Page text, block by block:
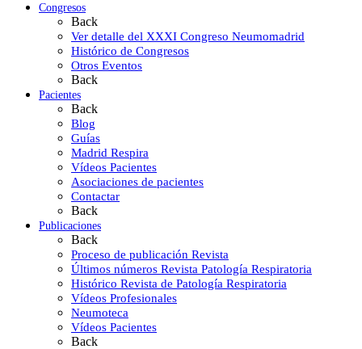
Congresos
Back
Ver detalle del XXXI Congreso Neumomadrid
Histórico de Congresos
Otros Eventos
Back
Pacientes
Back
Blog
Guías
Madrid Respira
Vídeos Pacientes
Asociaciones de pacientes
Contactar
Back
Publicaciones
Back
Proceso de publicación Revista
Últimos números Revista Patología Respiratoria
Histórico Revista de Patología Respiratoria
Vídeos Profesionales
Neumoteca
Vídeos Pacientes
Back